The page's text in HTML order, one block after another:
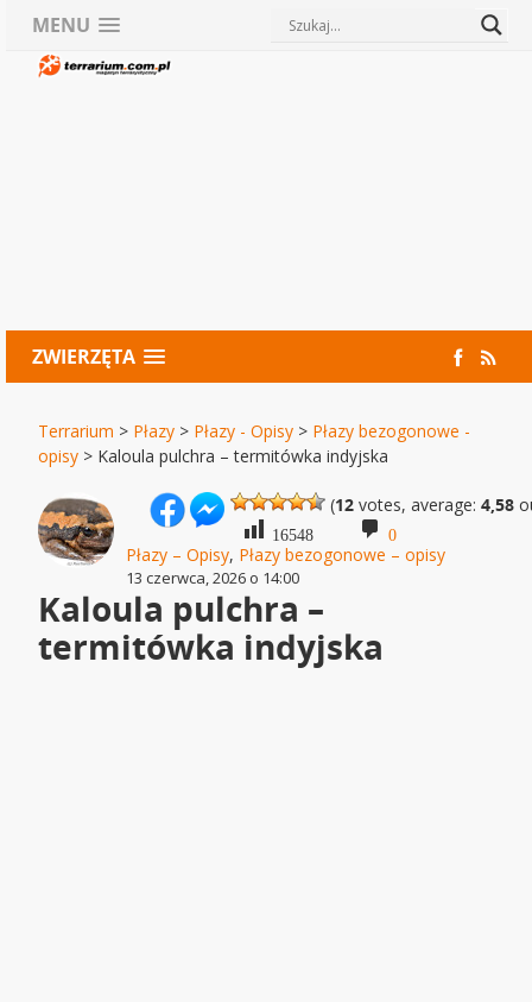
MENU
ZWIERZĘTA
Terrarium > Płazy > Płazy - Opisy > Płazy bezogonowe -
opisy > Kaloula pulchra – termitówka indyjska
(12 votes, average:4,58
16548 0
Płazy – Opisy, Płazy bezogonowe – opisy
13 czerwca, 2026 o 14:00
Kaloula pulchra –
termitówka indyjska